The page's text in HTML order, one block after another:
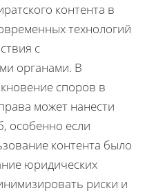
контента в
технологий
с
органами. В
споров в
может нанести
особенно если
контента было
юридических
риски и